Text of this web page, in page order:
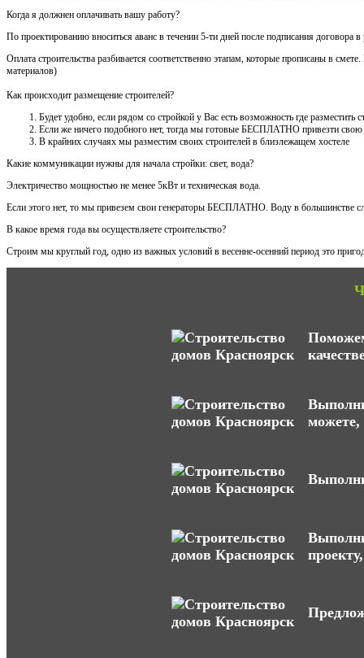
Когда я должнен оплачивать вашу работу?
По проектированию вноситься аванс в течении 5-ти дней после подписания
Оплата строительства разбивается соответственно этапам, которые прописаны в
материалов)
Как происходит размещение строителей?
Будет удобно, если рядом со стройкой у Вас есть возможность где
Если же ничего подобного нет, тогда мы готовые БЕСПЛАТНО привезти свою
В крайних случаях мы разместим своих строителей в близлежащем хостеле
Какие коммуникации нужны для начала стройки: свет, вода?
Электричество мощностью не менее 5кВт и техническая вода.
Если этого нет, то мы привезем свои генераторы БЕСПЛАТНО. Воду в большинстве
В какое время года вы осуществляете строительство?
Строим мы круглый год, одно из важных условий в весенне-осенний период это
можете,